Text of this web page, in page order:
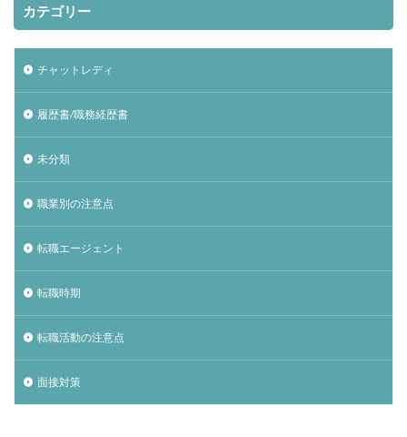
カテゴリー
チャットレディ
履歴書/職務経歴書
未分類
職業別の注意点
転職エージェント
転職時期
転職活動の注意点
面接対策